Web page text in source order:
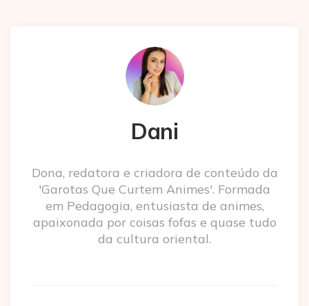
Dani
Dona, redatora e criadora de conteúdo da
'Garotas Que Curtem Animes'. Formada
em Pedagogia, entusiasta de animes,
apaixonada por coisas fofas e quase tudo
da cultura oriental.